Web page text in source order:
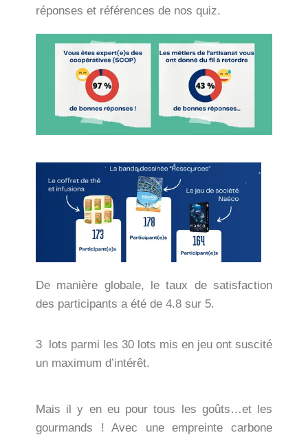
réponses et références de nos quiz.
De manière globale, le taux de satisfaction
des participants a été de 4.8 sur 5.
3 lots parmi les 30 lots mis en jeu ont suscité
un maximum d’intérêt.
Mais il y en eu pour tous les goûts…et les
gourmands ! Avec une empreinte carbone